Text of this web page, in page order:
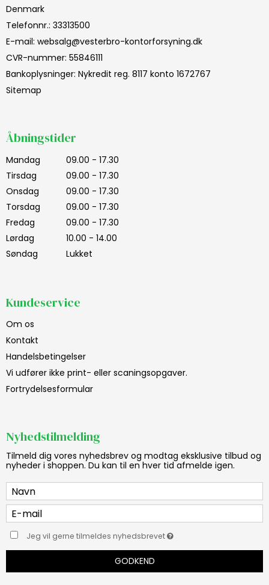
Denmark
Telefonnr.: 33313500
E-mail: websalg@vesterbro-kontorforsyning.dk
CVR-nummer: 55846111
Bankoplysninger: Nykredit reg. 8117 konto 1672767
Sitemap
Åbningstider
Mandag
09.00 - 17.30
Tirsdag
09.00 - 17.30
Onsdag
09.00 - 17.30
Torsdag
09.00 - 17.30
Fredag
09.00 - 17.30
Lørdag
10.00 - 14.00
Søndag
Lukket
Kundeservice
Om os
Kontakt
Handelsbetingelser
Vi udfører ikke print- eller scaningsopgaver.
Fortrydelsesformular
Nyhedstilmelding
Tilmeld dig vores nyhedsbrev og modtag eksklusive tilbud og
nyheder i shoppen. Du kan til en hver tid afmelde igen.
Jeg vil gerne tilmeldes nyhedsbrevet
GODKEND